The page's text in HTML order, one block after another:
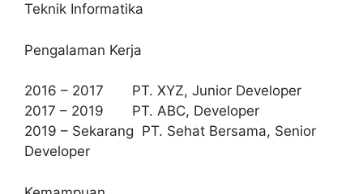
Teknik Informatika
Pengalaman Kerja
2016 – 2017 PT. XYZ, Junior Developer
2017 – 2019 PT. ABC, Developer
2019 – Sekarang PT. Sehat Bersama, Senior
Developer